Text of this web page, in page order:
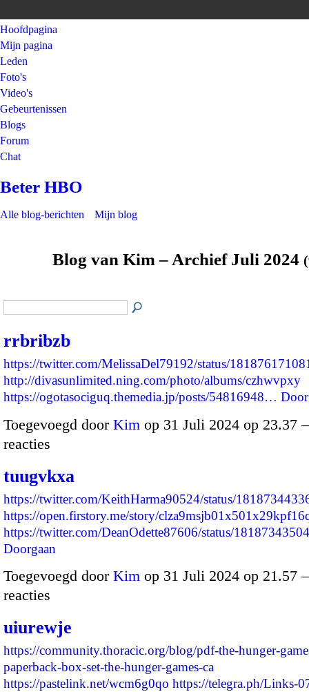
Hoofdpagina
Mijn pagina
Leden
Foto's
Video's
Gebeurtenissen
Blogs
Forum
Chat
Beter HBO
Alle blog-berichten Mijn blog
Blog van Kim – Archief Juli 2024
rrbribzb
https://twitter.com/MelissaDel79192/status/
http://divasunlimited.ning.com/photo/albums/czhwvpxy
https://ogotasociguq.themedia.jp/posts/54816948…
Toegevoegd door Kim op 31 Juli 2024 op 23.37
reacties
tuugvkxa
https://twitter.com/KeithHarma90524/status/
https://open.firstory.me/story/
https://twitter.com/DeanOdette87606/status/
Doorgaan
Toegevoegd door Kim op 31 Juli 2024 op 21.57
reacties
uiurewje
https://community.thoracic.org/blog/pdf-the-hunger-
paperback-box-set-the-hunger-games-ca
https://pastelink.net/wcm6g0qo https://telegra.ph/Links-